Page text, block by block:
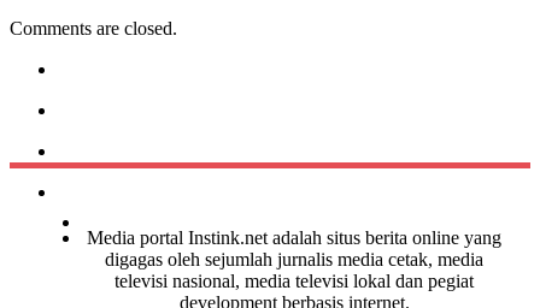
Comments are closed.
Media portal Instink.net adalah situs berita online yang
digagas oleh sejumlah jurnalis media cetak, media
televisi nasional, media televisi lokal dan pegiat
development berbasis internet.